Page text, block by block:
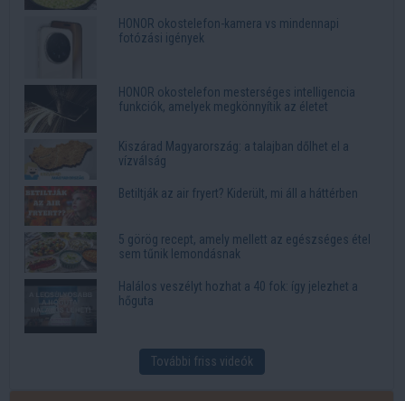
HONOR okostelefon-kamera vs mindennapi
fotózási igények
HONOR okostelefon mesterséges intelligencia
funkciók, amelyek megkönnyítik az életet
Kiszárad Magyarország: a talajban dőlhet el a
vízválság
Betiltják az air fryert? Kiderült, mi áll a háttérben
5 görög recept, amely mellett az egészséges étel
sem tűnik lemondásnak
Halálos veszélyt hozhat a 40 fok: így jelezhet a
hőguta
További friss videók